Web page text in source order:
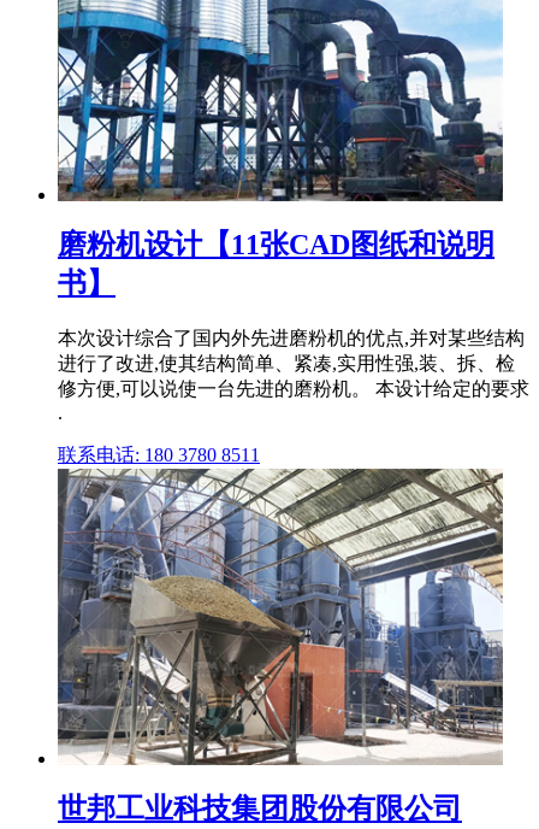
磨粉机设计【11张CAD图纸和说明
书】
本次设计综合了国内外先进磨粉机的优点,并对某些结构
进行了改进,使其结构简单、紧凑,实用性强,装、拆、检
修方便,可以说使一台先进的磨粉机。 本设计给定的要求
.
联系电话: 180 3780 8511
世邦工业科技集团股份有限公司